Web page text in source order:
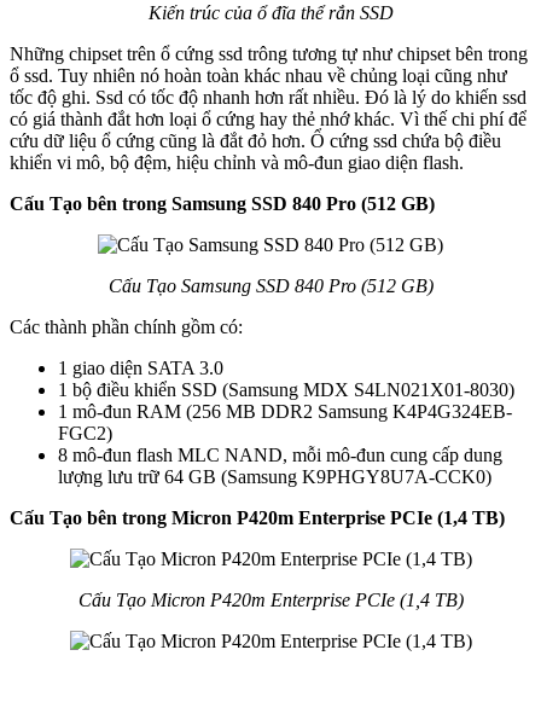
Kiến trúc của ổ đĩa thể rắn SSD
Những chipset trên ổ cứng ssd trông tương tự như chipset bên trong
ổ ssd. Tuy nhiên nó hoàn toàn khác nhau về chủng loại cũng như
tốc độ ghi. Ssd có tốc độ nhanh hơn rất nhiều. Đó là lý do khiến ssd
có giá thành đắt hơn loại ổ cứng hay thẻ nhớ khác. Vì thế chi phí để
cứu dữ liệu ổ cứng cũng là đắt đỏ hơn. Ổ cứng ssd chứa bộ điều
khiển vi mô, bộ đệm, hiệu chỉnh và mô-đun giao diện flash.
Cấu Tạo bên trong Samsung SSD 840 Pro (512 GB)
Cấu Tạo Samsung SSD 840 Pro (512 GB)
Các thành phần chính gồm có:
1 giao diện SATA 3.0
1 bộ điều khiển SSD (Samsung MDX S4LN021X01-8030)
1 mô-đun RAM (256 MB DDR2 Samsung K4P4G324EB-
FGC2)
8 mô-đun flash MLC NAND, mỗi mô-đun cung cấp dung
lượng lưu trữ 64 GB (Samsung K9PHGY8U7A-CCK0)
Cấu Tạo bên trong Micron P420m Enterprise PCIe (1,4 TB)
Cấu Tạo Micron P420m Enterprise PCIe (1,4 TB)